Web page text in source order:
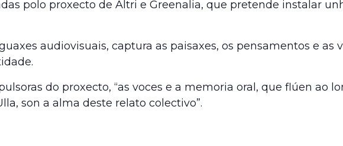
polo proxecto de Altri e Greenalia, que pretende instalar
audiovisuais, captura as paisaxes, os pensamentos e as
do proxecto, “as voces e a memoria oral, que flúen ao
son a alma deste relato colectivo”.